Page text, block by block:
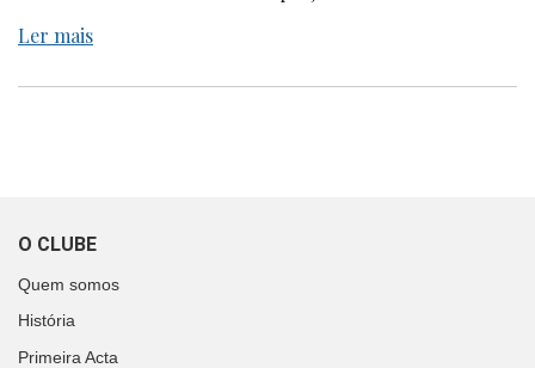
Ler mais
O CLUBE
Quem somos
História
Primeira Acta